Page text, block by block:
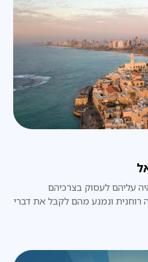
עליהם לעסוק בצרכיהם
רוחנית ונמנע מהם לקבל את דברי